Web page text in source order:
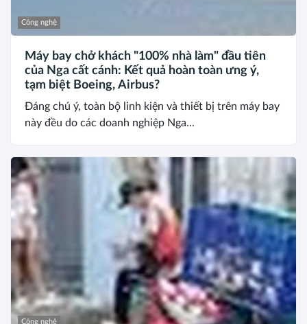
Công nghệ
Máy bay chở khách "100% nhà làm" đầu tiên
của Nga cất cánh: Kết quả hoàn toàn ưng ý,
tạm biệt Boeing, Airbus?
Đáng chú ý, toàn bộ linh kiện và thiết bị trên máy bay
này đều do các doanh nghiệp Nga...
Công nghệ